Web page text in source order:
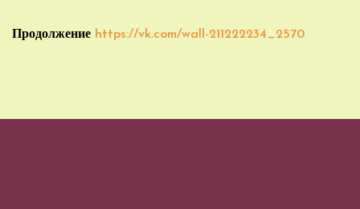
Продолжение https://vk.com/wall-211222234_2570